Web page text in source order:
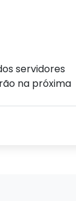
servidores
na próxima